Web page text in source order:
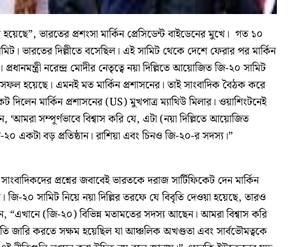
ভারতের প্রশংসা মার্কিন প্রেসিডেন্ট বাইডেনের মুখে। গত ১০
ভারতের দিল্লীতে বসেছিল। এই সামিট থেকে দেশে ফেরার পর মার্কিন
নরেন্দ্র মোদীর নেতৃত্বে নয়া দিল্লিতে আয়োজিত জি-২০ সামিট
হয়েছে। এমনই মত মার্কিন প্রশাসনের। তাই সাংবাদিক বৈঠক করে
দিলেন মার্কিন প্রশাসনের (US) মুখপাত্র ম্যাথিউ মিলার। ওয়াশিংটনেই
‘আমরা সম্পূর্ণভাবে বিশ্বাস করি যে, এটা (নয়া দিল্লিতে আয়োজিত
একটা বড় প্রতিষ্ঠান। রাশিয়া এবং চিনও জি-২০-র সদস্য।”
প্রশ্নের জবাবেই ভারতকে দরাজ সার্টিফিকেট দেন মার্কিন
জি-২০ সামিট নিয়ে নয়া দিল্লির তরফে যে বিবৃতি দেওয়া হয়েছে, তারও
“এখানে (জি-২০) বিভিন্ন মতামতের সদস্য আছেন। আমরা বিশ্বাস করি
জারি করতে সক্ষম হয়েছিল যা আঞ্চলিক অখণ্ডতা এবং সার্বভৌমত্বকে